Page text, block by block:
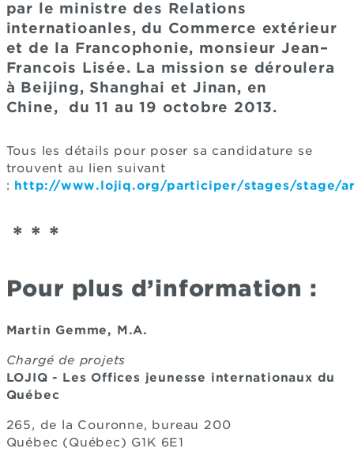
par le ministre des Relations
internatioanles, du Commerce extérieur
et de la Francophonie, monsieur Jean–
Francois Lisée. La mission se déroulera
à Beijing, Shanghai et Jinan, en
Chine, du 11 au 19 octobre 2013.
Tous les détails pour poser sa candidature se
trouvent au lien suivant
: http://www.lojiq.org/participer/stages/stage/
* * *
Pour plus d’information :
Martin Gemme, M.A.
Chargé de projets
LOJIQ - Les Offices jeunesse internationaux du
Québec
265, de la Couronne, bureau 200
Québec (Québec) G1K 6E1